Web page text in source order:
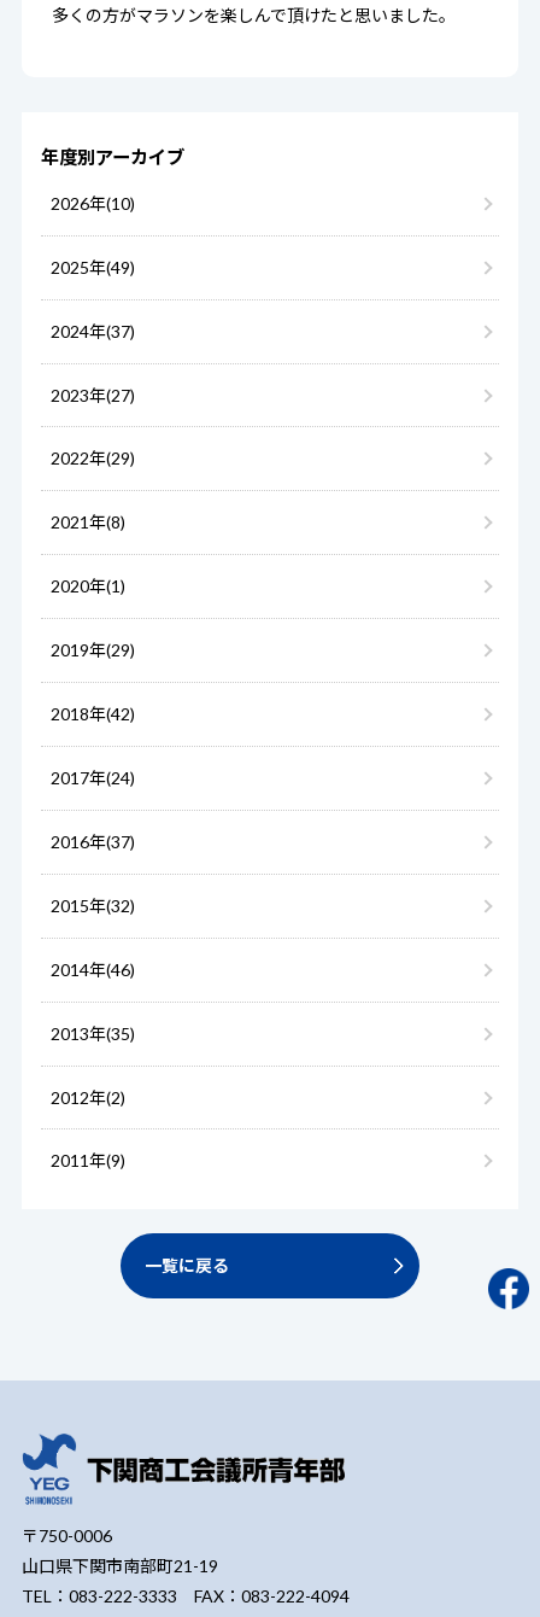
多くの方がマラソンを楽しんで頂けたと思いました。
年度別アーカイブ
2026年(10)
2025年(49)
2024年(37)
2023年(27)
2022年(29)
2021年(8)
2020年(1)
2019年(29)
2018年(42)
2017年(24)
2016年(37)
2015年(32)
2014年(46)
2013年(35)
2012年(2)
2011年(9)
一覧に戻る
〒750-0006
山口県下関市南部町21-19
TEL：083-222-3333 FAX：083-222-4094